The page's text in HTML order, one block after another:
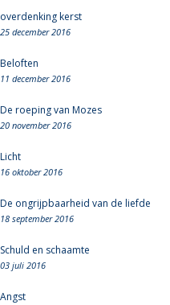
overdenking kerst
25 december 2016
Beloften
11 december 2016
De roeping van Mozes
20 november 2016
Licht
16 oktober 2016
De ongrijpbaarheid van de liefde
18 september 2016
Schuld en schaamte
03 juli 2016
Angst